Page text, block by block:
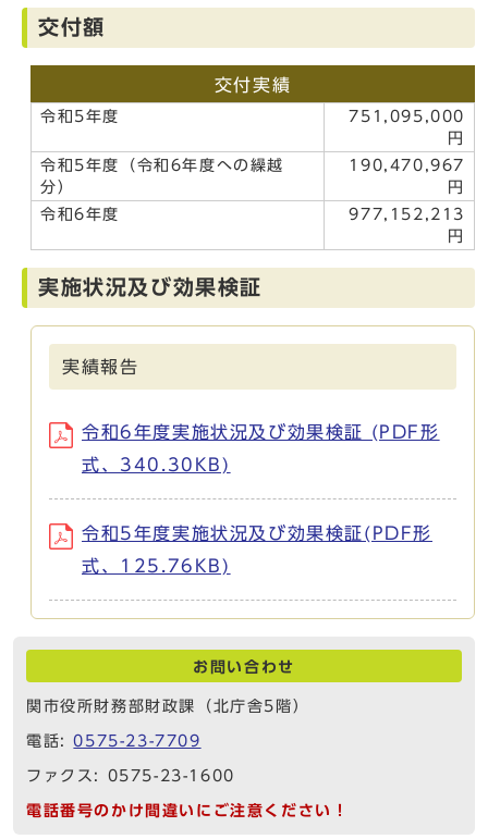
交付額
交付実績
令和5年度
751,095,000
円
令和5年度（令和6年度への繰越
分）
190,470,967
円
令和6年度
977,152,213
円
実施状況及び効果検証
実績報告
令和6年度実施状況及び効果検証 (PDF形
式、340.30KB)
令和5年度実施状況及び効果検証(PDF形
式、125.76KB)
お問い合わせ
関市役所財務部財政課（北庁舎5階）
電話:0575-23-7709
ファクス: 0575-23-1600
電話番号のかけ間違いにご注意ください！